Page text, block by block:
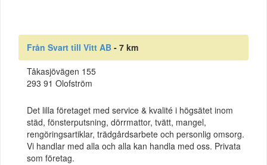
Från Svart till Vitt AB - 7 km
Tåkasjövägen 155
293 91 Olofström
Det lilla företaget med service & kvalité i högsätet inom
städ, fönsterputsning, dörrmattor, tvätt, mangel,
rengöringsartiklar, trädgårdsarbete och personlig omsorg.
Vi handlar med alla och alla kan handla med oss. Privata
som företag.